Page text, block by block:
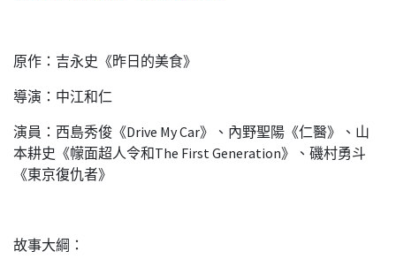
原作：吉永史《昨日的美食》
導演：中江和仁
演員：西島秀俊《Drive My Car》、內野聖陽《仁醫》、山
本耕史《幪面超人令和The First Generation》、磯村勇斗
《東京復仇者》
故事大綱：